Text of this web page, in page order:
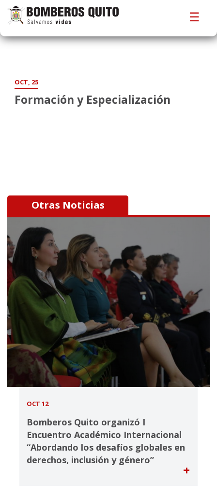
☰
OCT, 25
Formación y Especialización
Otras Noticias
OCT 12
Bomberos Quito organizó I
Encuentro Académico Internacional
“Abordando los desafíos globales en
derechos, inclusión y género”
+